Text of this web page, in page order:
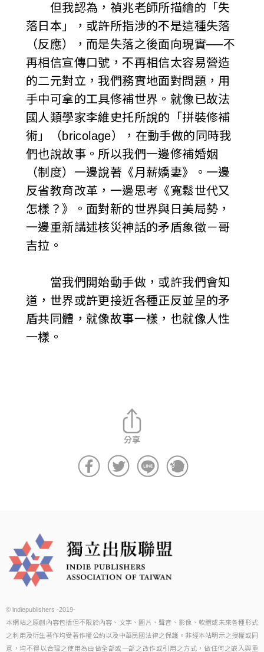
但我認為，禎兆老師所描繪的「失
落日本」，或許所指涉的不是這種失落
（反應），而是失落之後面向現實──不
再相信宣傳口號，不再相信太容易營造
的二元對立，我們務實地面對問題，用
手中可拿的工具修補世界。就像已故法
國人類學家李維史托所說的「拼裝修補
術」（bricolage），在動手做的同時我
們也說故事。所以我們一邊修補婚姻
（制度）一邊說著《月薪嬌妻》。一邊
反省教育改革，一邊思考《寬鬆世代又
怎樣？》。面對新的世界與日美局勢，
一邊重新講述核災神話的矛盾象徵－哥
吉拉。
當我們開始動手做，或許我們會知
道，世界或許更接近各種正反並呈的矛
盾共同體，就像故事一樣，也就像人性
一樣。
© indiepublishers -2019-
本網站之原創內容包括但不限於內容、文字、圖片、聲音、影像、軟體或未來各種形式
之利用及衍生著作均受著作權公約以及中華民國法律之保護。非經本站明示之授權或同
意，均不得以合理之使用為由做全部或一部之改作或引用之方式，做任何之嵌入與重